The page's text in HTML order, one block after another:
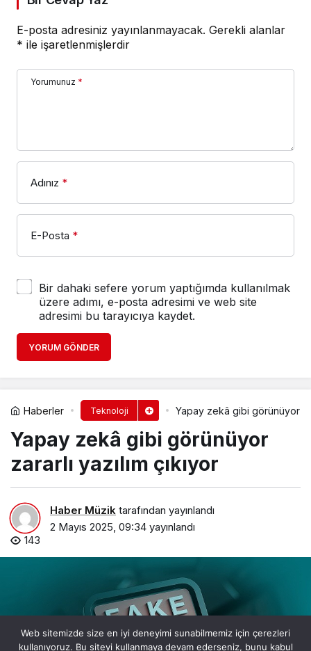
E-posta adresiniz yayınlanmayacak. Gerekli alanlar
* ile işaretlenmişlerdir
Yorumunuz *
Adınız *
E-Posta *
Bir dahaki sefere yorum yaptığımda kullanılmak
üzere adımı, e-posta adresimi ve web site
adresimi bu tarayıcıya kaydet.
YORUM GÖNDER
Haberler Teknoloji Yapay zekâ gibi görünüyor
Yapay zekâ gibi görünüyor
zararlı yazılım çıkıyor
Haber Müzik tarafından yayınlandı
2 Mayıs 2025, 09:34 yayınlandı
143
Web sitemizde size en iyi deneyimi sunabilmemiz için çerezleri
kullanıyoruz. Bu siteyi kullanmaya devam ederseniz, bunu kabul